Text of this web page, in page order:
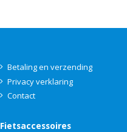
Betaling en verzending
Privacy verklaring
Contact
Fietsaccessoires